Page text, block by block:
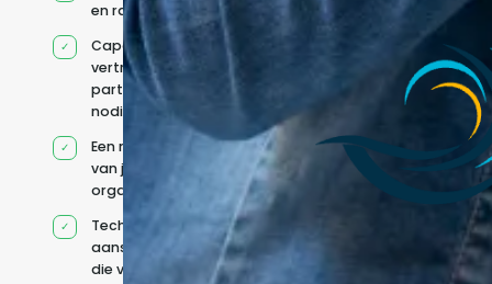
en rapportage
Capaciteit via
vertrouwde
partners wanneer
nodig
Een model op maat
van jouw
organisatie
Technische
aansturing zonder
die volledig intern